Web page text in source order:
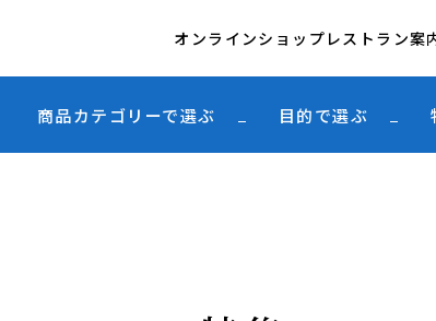
オンラインショップ レストラン案
商品カテゴリーで選ぶ 目的で選ぶ